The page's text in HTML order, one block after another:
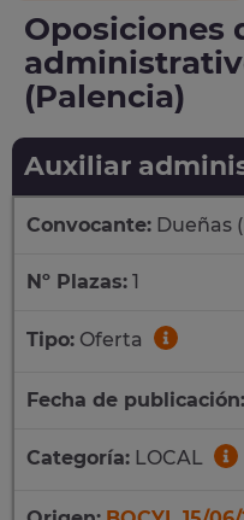
Oposiciones
(Palencia)
Auxiliar
Convocante: Dueñas
Nº Plazas: 1
Tipo: Oferta
Fecha de publicación:
Categoría: LOCAL